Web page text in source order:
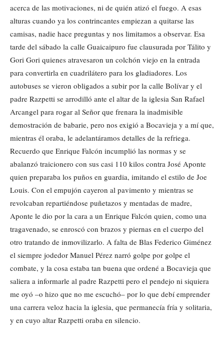
acerca de las motivaciones, ni de quién atizó el fuego. A esas
alturas cuando ya los contrincantes empiezan a quitarse las
camisas, nadie hace preguntas y nos limitamos a observar. Esa
tarde del sábado la calle Guaicaipuro fue clausurada por Tálito y
Gori Gori quienes atravesaron un colchón viejo en la entrada
para convertirla en cuadrilátero para los gladiadores. Los
autobuses se vieron obligados a subir por la calle Bolívar y el
padre Razpetti se arrodilló ante el altar de la iglesia San Rafael
Arcangel para rogar al Señor que frenara la inadmisible
demostración de babarie, pero nos exigió a Bocavieja y a mí que,
mientras él oraba, le adelantáramos detalles de la refriega.
Recuerdo que Enrique Falcón incumplió las normas y se
abalanzó traicionero con sus casi 110 kilos contra José Aponte
quien preparaba los puños en guardia, imitando el estilo de Joe
Louis. Con el empujón cayeron al pavimento y mientras se
revolcaban repartiéndose puñetazos y mentadas de madre,
Aponte le dio por la cara a un Enrique Falcón quien, como una
tragavenado, se enroscó con brazos y piernas en el cuerpo del
otro tratando de inmovilizarlo. A falta de Blas Federico Giménez
el siempre jodedor Manuel Pérez narró golpe por golpe el
combate, y la cosa estaba tan buena que ordené a Bocavieja que
saliera a informarle al padre Razpetti pero el pendejo ni siquiera
me oyó –o hizo que no me escuchó– por lo que debí emprender
una carrera veloz hacia la iglesia, que permanecía fría y solitaria,
y en cuyo altar Razpetti oraba en silencio.